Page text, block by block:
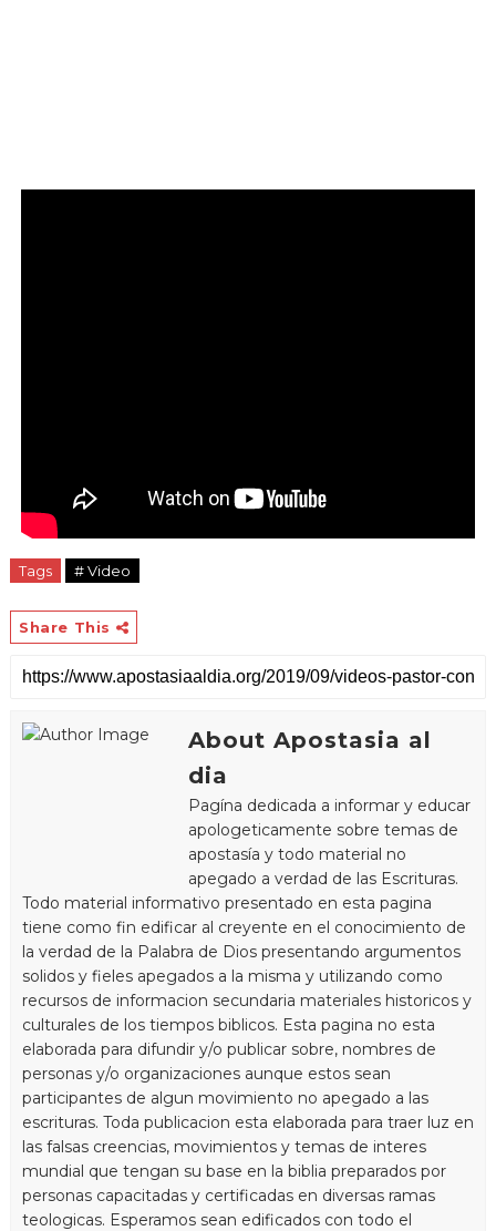
Tags # Video
Share This
About Apostasia al
dia
Pagína dedicada a informar y educar
apologeticamente sobre temas de
apostasía y todo material no
apegado a verdad de las Escrituras.
Todo material informativo presentado en esta pagina
tiene como fin edificar al creyente en el conocimiento de
la verdad de la Palabra de Dios presentando argumentos
solidos y fieles apegados a la misma y utilizando como
recursos de informacion secundaria materiales historicos y
culturales de los tiempos biblicos. Esta pagina no esta
elaborada para difundir y/o publicar sobre, nombres de
personas y/o organizaciones aunque estos sean
participantes de algun movimiento no apegado a las
escrituras. Toda publicacion esta elaborada para traer luz en
las falsas creencias, movimientos y temas de interes
mundial que tengan su base en la biblia preparados por
personas capacitadas y certificadas en diversas ramas
teologicas. Esperamos sean edificados con todo el